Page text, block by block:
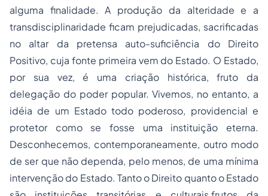
alguma finalidade. A produção da alteridade e a
transdisciplinaridade ficam prejudicadas, sacrificadas
no altar da pretensa auto-suficiência do Direito
Positivo, cuja fonte primeira vem do Estado. O Estado,
por sua vez, é uma criação histórica, fruto da
delegação do poder popular. Vivemos, no entanto, a
idéia de um Estado todo poderoso, providencial e
protetor como se fosse uma instituição eterna.
Desconhecemos, contemporaneamente, outro modo
de ser que não dependa, pelo menos, de uma mínima
intervenção do Estado. Tanto o Direito quanto o Estado